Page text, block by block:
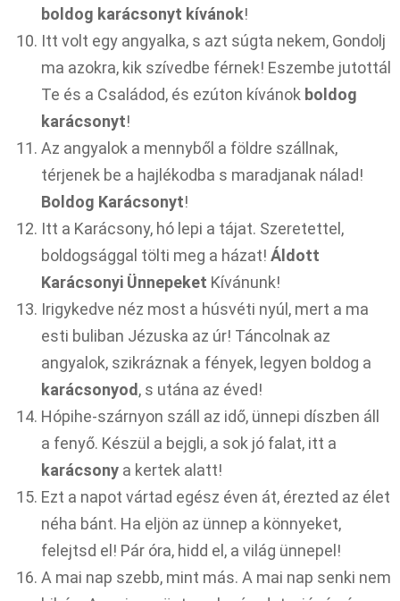
boldog karácsonyt kívánok!
Itt volt egy angyalka, s azt súgta nekem, Gondolj
ma azokra, kik szívedbe férnek! Eszembe jutottál
Te és a Családod, és ezúton kívánok boldog
karácsonyt!
Az angyalok a mennyből a földre szállnak,
térjenek be a hajlékodba s maradjanak nálad!
Boldog Karácsonyt!
Itt a Karácsony, hó lepi a tájat. Szeretettel,
boldogsággal tölti meg a házat! Áldott
Karácsonyi Ünnepeket Kívánunk!
Irigykedve néz most a húsvéti nyúl, mert a ma
esti buliban Jézuska az úr! Táncolnak az
angyalok, szikráznak a fények, legyen boldog a
karácsonyod, s utána az éved!
Hópihe-szárnyon száll az idő, ünnepi díszben áll
a fenyő. Készül a bejgli, a sok jó falat, itt a
karácsony a kertek alatt!
Ezt a napot vártad egész éven át, érezted az élet
néha bánt. Ha eljön az ünnep a könnyeket,
felejtsd el! Pár óra, hidd el, a világ ünnepel!
A mai nap szebb, mint más. A mai nap senki nem